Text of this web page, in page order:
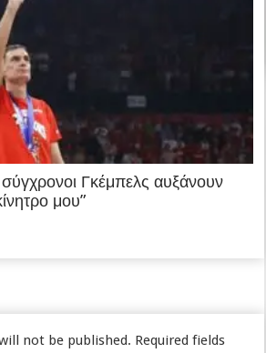
Γκέμπελς αυξάνουν
μου”
not be published. Required fields